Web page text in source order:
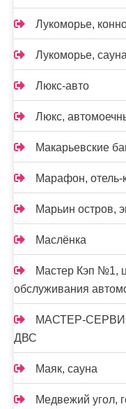
Лукоморье,
Лукоморье, сауна
Люкс-авто
Люкс,
Макарьевские
Марафон, отель-
Марьин остров,
Маслёнка
Мастер Кэп №1,
обслуживания
МАСТЕР-СЕРВИС,
ДВС
Маяк, сауна
Медвежий угол,